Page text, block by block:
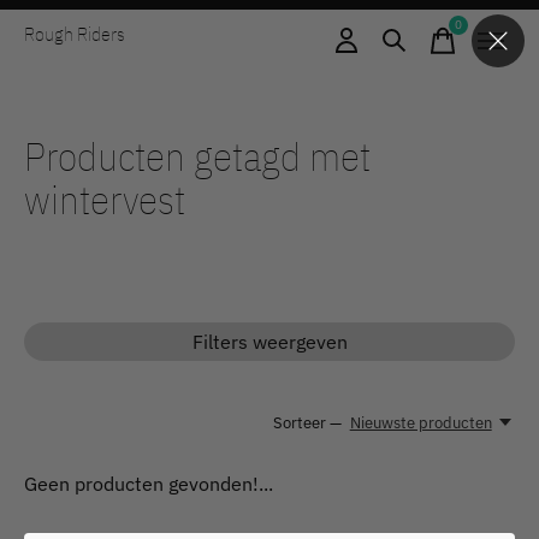
Rough Riders 0items
Producten getagd met
wintervest
Filters weergeven
Sorteer — Nieuwste producten
Geen producten gevonden!...